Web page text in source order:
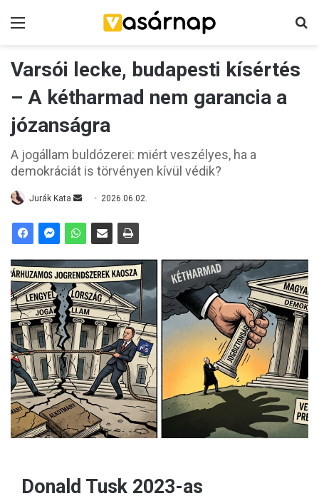
Varsói lecke, budapesti kísértés
– A kétharmad nem garancia a
józanságra
A jogállam buldózerei: miért veszélyes, ha a
demokráciát is törvényen kívül védik?
Jurák Kata
a
n
e
m
a
i
l
2026.06.02.
Donald Tusk 2023-as